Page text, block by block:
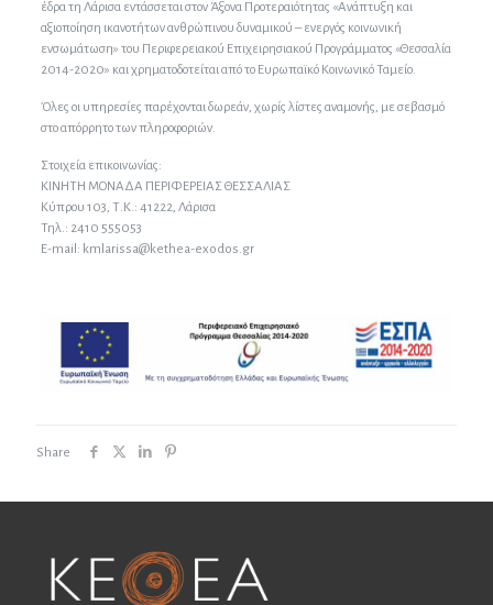
έδρα τη Λάρισα εντάσσεται στον Άξονα Προτεραιότητας «Ανάπτυξη και
αξιοποίηση ικανοτήτων ανθρώπινου δυναμικού – ενεργός κοινωνική
ενσωμάτωση» του Περιφερειακού Επιχειρησιακού Προγράμματος «Θεσσαλία
2014-2020» και χρηματοδοτείται από το Ευρωπαϊκό Κοινωνικό Ταμείο.
Όλες οι υπηρεσίες παρέχονται δωρεάν, χωρίς λίστες αναμονής, με σεβασμό
στο απόρρητο των πληροφοριών.
Στοιχεία επικοινωνίας:
ΚΙΝΗΤΗ ΜΟΝΑΔΑ ΠΕΡΙΦΕΡΕΙΑΣ ΘΕΣΣΑΛΙΑΣ
Κύπρου 103, Τ.Κ.: 41222, Λάρισα
Τηλ.: 2410 555053
E-mail: kmlarissa@kethea-exodos.gr
Share